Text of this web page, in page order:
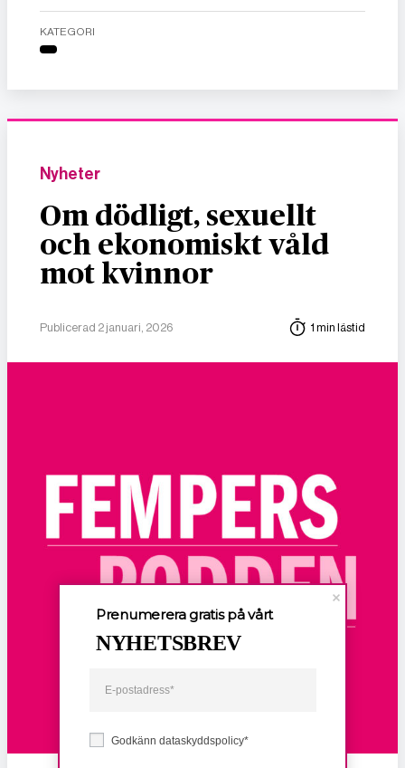
KATEGORI
Nyheter
Om dödligt, sexuellt
och ekonomiskt våld
mot kvinnor
Publicerad 2 januari, 2026 1 min lästid
Godkänn dataskyddspolicy*
Prenumerera gratis på vårt
NYHETSBREV